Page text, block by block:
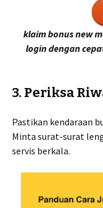
klaim bonus new
login dengan
3. Periksa
Pastikan kendaraan
Minta surat-surat
servis berkala.